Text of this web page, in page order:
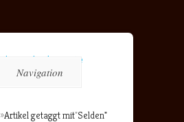
Navigation
»Artikel getaggt mit"Selden"